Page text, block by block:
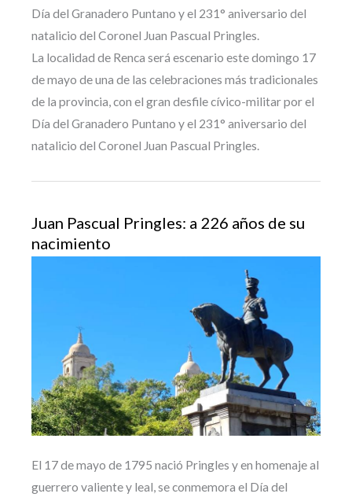
Día del Granadero Puntano y el 231° aniversario del
natalicio del Coronel Juan Pascual Pringles.
La localidad de Renca será escenario este domingo 17
de mayo de una de las celebraciones más tradicionales
de la provincia, con el gran desfile cívico-militar por el
Día del Granadero Puntano y el 231° aniversario del
natalicio del Coronel Juan Pascual Pringles.
Juan Pascual Pringles: a 226 años de su
nacimiento
El 17 de mayo de 1795 nació Pringles y en homenaje al
guerrero valiente y leal, se conmemora el Día del